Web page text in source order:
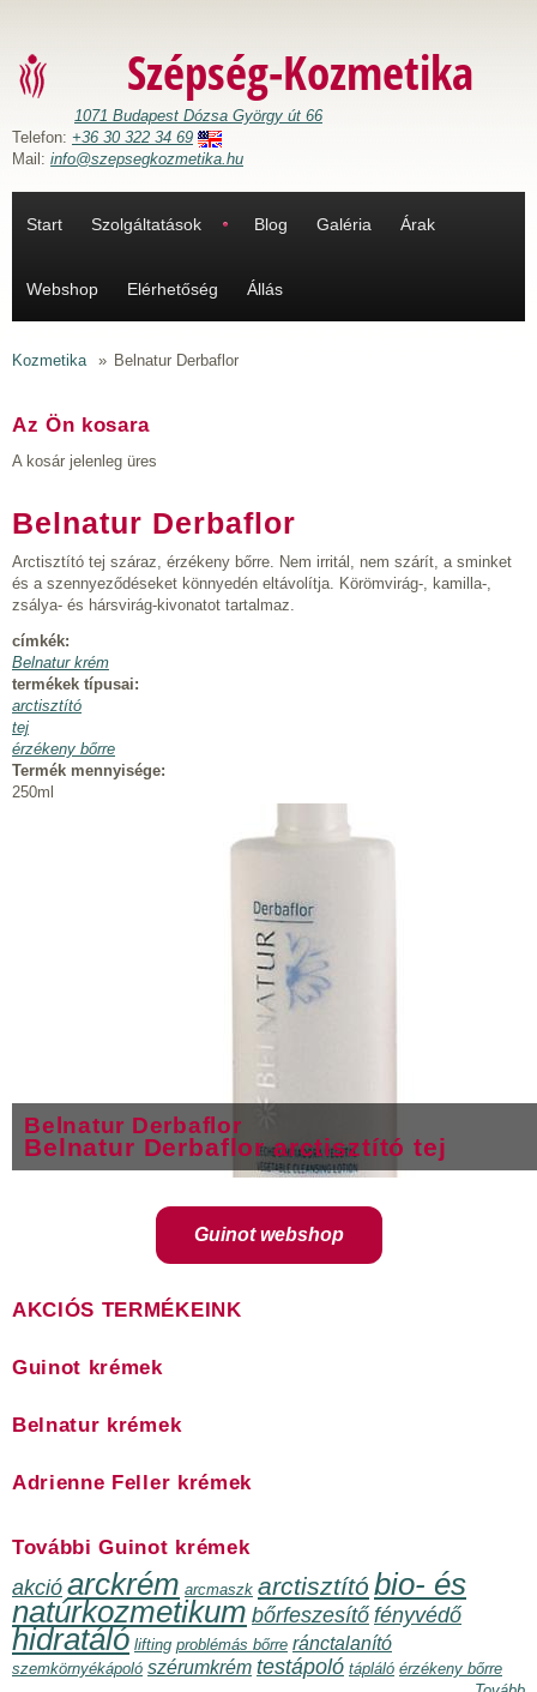
Szépség-Kozmetika
1071 Budapest Dózsa György út 66
Telefon: +36 30 322 34 69
Mail: info@szepsegkozmetika.hu
Start Szolgáltatások Blog Galéria Árak
Webshop Elérhetőség Állás
Kozmetika » Belnatur Derbaflor
Az Ön kosara
A kosár jelenleg üres
Belnatur Derbaflor
Arctisztító tej száraz, érzékeny bőrre. Nem irritál, nem szárít, a sminket
és a szennyeződéseket könnyedén eltávolítja. Körömvirág-, kamilla-,
zsálya- és hársvirág-kivonatot tartalmaz.
címkék:
Belnatur krém
termékek típusai:
arctisztító
tej
érzékeny bőrre
Termék mennyisége:
250ml
Belnatur Derbaflor
Belnatur Derbaflor arctisztító tej
Guinot webshop
AKCIÓS TERMÉKEINK
Guinot krémek
Belnatur krémek
Adrienne Feller krémek
További Guinot krémek
akció arckrém arcmaszk arctisztító bio- és
natúrkozmetikum bőrfeszesítő fényvédő
hidratáló lifting problémás bőrre ránctalanító
szemkörnyékápoló szérumkrém testápoló tápláló érzékeny bőrre